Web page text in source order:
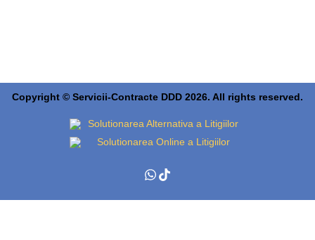
Copyright © Servicii-Contracte DDD 2026. All rights reserved.